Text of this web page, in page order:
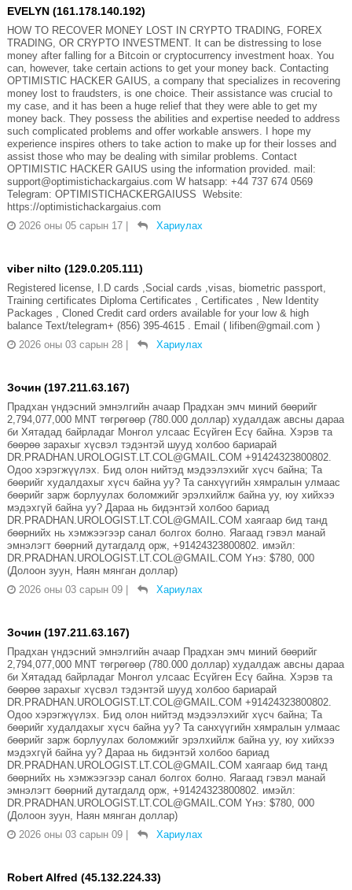
EVELYN (161.178.140.192)
HOW TO RECOVER MONEY LOST IN CRYPTO TRADING, FOREX
TRADING, OR CRYPTO INVESTMENT. It can be distressing to lose
money after falling for a Bitcoin or cryptocurrency investment hoax. You
can, however, take certain actions to get your money back. Contacting
OPTIMISTIC HACKER GAIUS, a company that specializes in recovering
money lost to fraudsters, is one choice. Their assistance was crucial to
my case, and it has been a huge relief that they were able to get my
money back. They possess the abilities and expertise needed to address
such complicated problems and offer workable answers. I hope my
experience inspires others to take action to make up for their losses and
assist those who may be dealing with similar problems. Contact
OPTIMISTIC HACKER GAIUS using the information provided. mail:
support@optimistichackargaius.com W hatsapp: +44 737 674 0569
Telegram: OPTIMISTICHACKERGAIUSS Website:
https://optimistichackargaius.com
2026 оны 05 сарын 17
Хариулах
viber nilto (129.0.205.111)
Registered license, I.D cards ,Social cards ,visas, biometric passport,
Training certificates Diploma Certificates , Certificates , New Identity
Packages , Cloned Credit card orders available for your low & high
balance Text/telegram+ ‪(856) 395-4615‬ . Email ( lifiben@gmail.com )
2026 оны 03 сарын 28
Хариулах
Зочин (197.211.63.167)
Прадхан үндэсний эмнэлгийн ачаар Прадхан эмч миний бөөрийг
2,794,077,000 MNT төгрөгөөр (780.000 доллар) худалдаж авсны дараа
би Хятадад байрладаг Монгол улсаас Есүйген Есү байна. Хэрэв та
бөөрөө зарахыг хүсвэл тэдэнтэй шууд холбоо бариарай
DR.PRADHAN.UROLOGIST.LT.COL@GMAIL.COM +91424323800802.
Одоо хэрэгжүүлэх. Бид олон нийтэд мэдээлэхийг хүсч байна; Та
бөөрийг худалдахыг хүсч байна уу? Та санхүүгийн хямралын улмаас
бөөрийг зарж борлуулах боломжийг эрэлхийлж байна уу, юу хийхээ
мэдэхгүй байна уу? Дараа нь бидэнтэй холбоо бариад
DR.PRADHAN.UROLOGIST.LT.COL@GMAIL.COM хаягаар бид танд
бөөрнийх нь хэмжээгээр санал болгох болно. Яагаад гэвэл манай
эмнэлэгт бөөрний дутагдалд орж, +91424323800802. имэйл:
DR.PRADHAN.UROLOGIST.LT.COL@GMAIL.COM Yнэ: $780, 000
(Долоон зуун, Наян мянган доллар)
2026 оны 03 сарын 09
Хариулах
Зочин (197.211.63.167)
Прадхан үндэсний эмнэлгийн ачаар Прадхан эмч миний бөөрийг
2,794,077,000 MNT төгрөгөөр (780.000 доллар) худалдаж авсны дараа
би Хятадад байрладаг Монгол улсаас Есүйген Есү байна. Хэрэв та
бөөрөө зарахыг хүсвэл тэдэнтэй шууд холбоо бариарай
DR.PRADHAN.UROLOGIST.LT.COL@GMAIL.COM +91424323800802.
Одоо хэрэгжүүлэх. Бид олон нийтэд мэдээлэхийг хүсч байна; Та
бөөрийг худалдахыг хүсч байна уу? Та санхүүгийн хямралын улмаас
бөөрийг зарж борлуулах боломжийг эрэлхийлж байна уу, юу хийхээ
мэдэхгүй байна уу? Дараа нь бидэнтэй холбоо бариад
DR.PRADHAN.UROLOGIST.LT.COL@GMAIL.COM хаягаар бид танд
бөөрнийх нь хэмжээгээр санал болгох болно. Яагаад гэвэл манай
эмнэлэгт бөөрний дутагдалд орж, +91424323800802. имэйл:
DR.PRADHAN.UROLOGIST.LT.COL@GMAIL.COM Yнэ: $780, 000
(Долоон зуун, Наян мянган доллар)
2026 оны 03 сарын 09
Хариулах
Robert Alfred (45.132.224.33)